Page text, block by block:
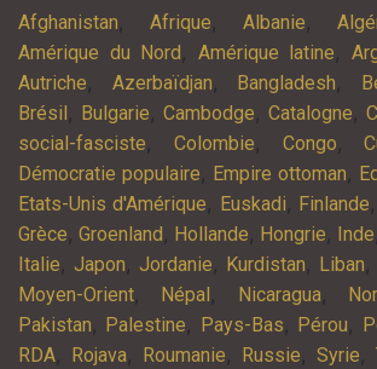
Afghanistan, Afrique, Albanie,
Amérique du Nord , Amérique latine,
Autriche, Azerbaïdjan, Bangladesh,
Brésil , Bulgarie, Cambodge, Catalogne,
social-fasciste, Colombie, Congo,
Démocratie populaire, Empire ottoman,
Etats-Unis d'Amérique, Euskadi, Finlande,
Grèce, Groenland , Hollande, Hongrie, Inde
Italie, Japon, Jordanie, Kurdistan, Liban,
Moyen-Orient, Népal , Nicaragua,
Pakistan, Palestine, Pays-Bas, Pérou,
RDA, Rojava, Roumanie, Russie, Syrie,